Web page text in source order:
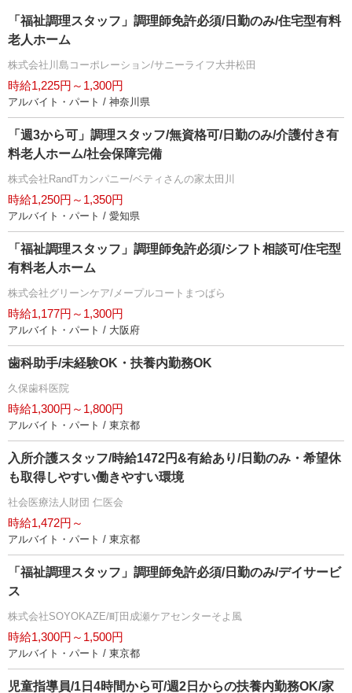
「福祉調理スタッフ」調理師免許必須/日勤のみ/住宅型有料
老人ホーム
株式会社川島コーポレーション/サニーライフ大井松田
時給1,225円～1,300円
アルバイト・パート / 神奈川県
「週3から可」調理スタッフ/無資格可/日勤のみ/介護付き有
料老人ホーム/社会保障完備
株式会社RandTカンパニー/ベティさんの家太田川
時給1,250円～1,350円
アルバイト・パート / 愛知県
「福祉調理スタッフ」調理師免許必須/シフト相談可/住宅型
有料老人ホーム
株式会社グリーンケア/メープルコートまつばら
時給1,177円～1,300円
アルバイト・パート / 大阪府
歯科助手/未経験OK・扶養内勤務OK
久保歯科医院
時給1,300円～1,800円
アルバイト・パート / 東京都
入所介護スタッフ/時給1472円&有給あり/日勤のみ・希望休
も取得しやすい働きやすい環境
社会医療法人財団 仁医会
時給1,472円～
アルバイト・パート / 東京都
「福祉調理スタッフ」調理師免許必須/日勤のみ/デイサービ
ス
株式会社SOYOKAZE/町田成瀬ケアセンターそよ風
時給1,300円～1,500円
アルバイト・パート / 東京都
児童指導員/1日4時間から可/週2日からの扶養内勤務OK/家